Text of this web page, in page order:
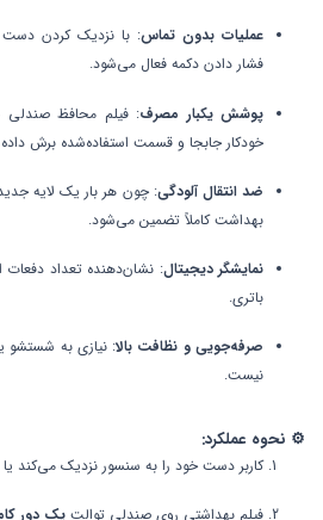
عملیات بدون تماس
فشار دادن دکمه فعال می‌شود.
پوشش یکبار مصرف: فیلم محافظ صندلی
خودکار جابجا و قسمت استفاده‌شده برش
ضد انتقال آلودگی: چون هر بار یک لایه
بهداشت کاملاً تضمین می‌شود.
نمایشگر دیجیتال: نشان‌دهنده تعداد دفعات
باتری.
صرفه‌جویی و نظافت بالا: نیازی به شستشو
نیست.
⚙️ نحوه عملکرد:
کاربر دست خود را به سنسور نزدیک می‌کند
فیلم بهداشتی روی صندلی توالت یک دور